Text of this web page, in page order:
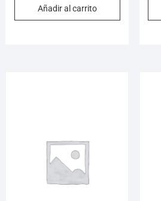
Añadir al carrito